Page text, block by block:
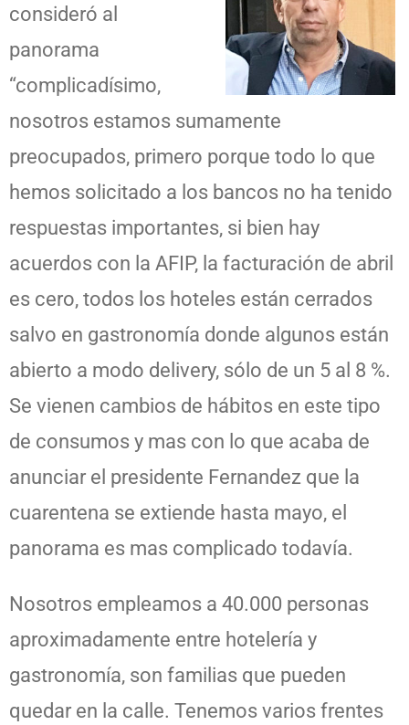
consideró al
panorama
“complicadísimo,
nosotros estamos sumamente
preocupados, primero porque todo lo que
hemos solicitado a los bancos no ha tenido
respuestas importantes, si bien hay
acuerdos con la AFIP, la facturación de abril
es cero, todos los hoteles están cerrados
salvo en gastronomía donde algunos están
abierto a modo delivery, sólo de un 5 al 8 %.
Se vienen cambios de hábitos en este tipo
de consumos y mas con lo que acaba de
anunciar el presidente Fernandez que la
cuarentena se extiende hasta mayo, el
panorama es mas complicado todavía.
Nosotros empleamos a 40.000 personas
aproximadamente entre hotelería y
gastronomía, son familias que pueden
quedar en la calle. Tenemos varios frentes